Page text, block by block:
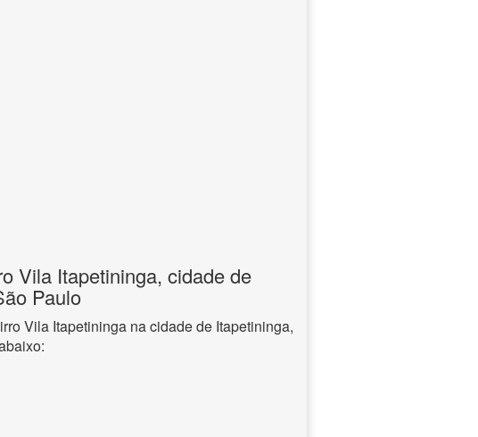
Vila Itapetininga, cidade de
Paulo
Vila Itapetininga na cidade de Itapetininga,